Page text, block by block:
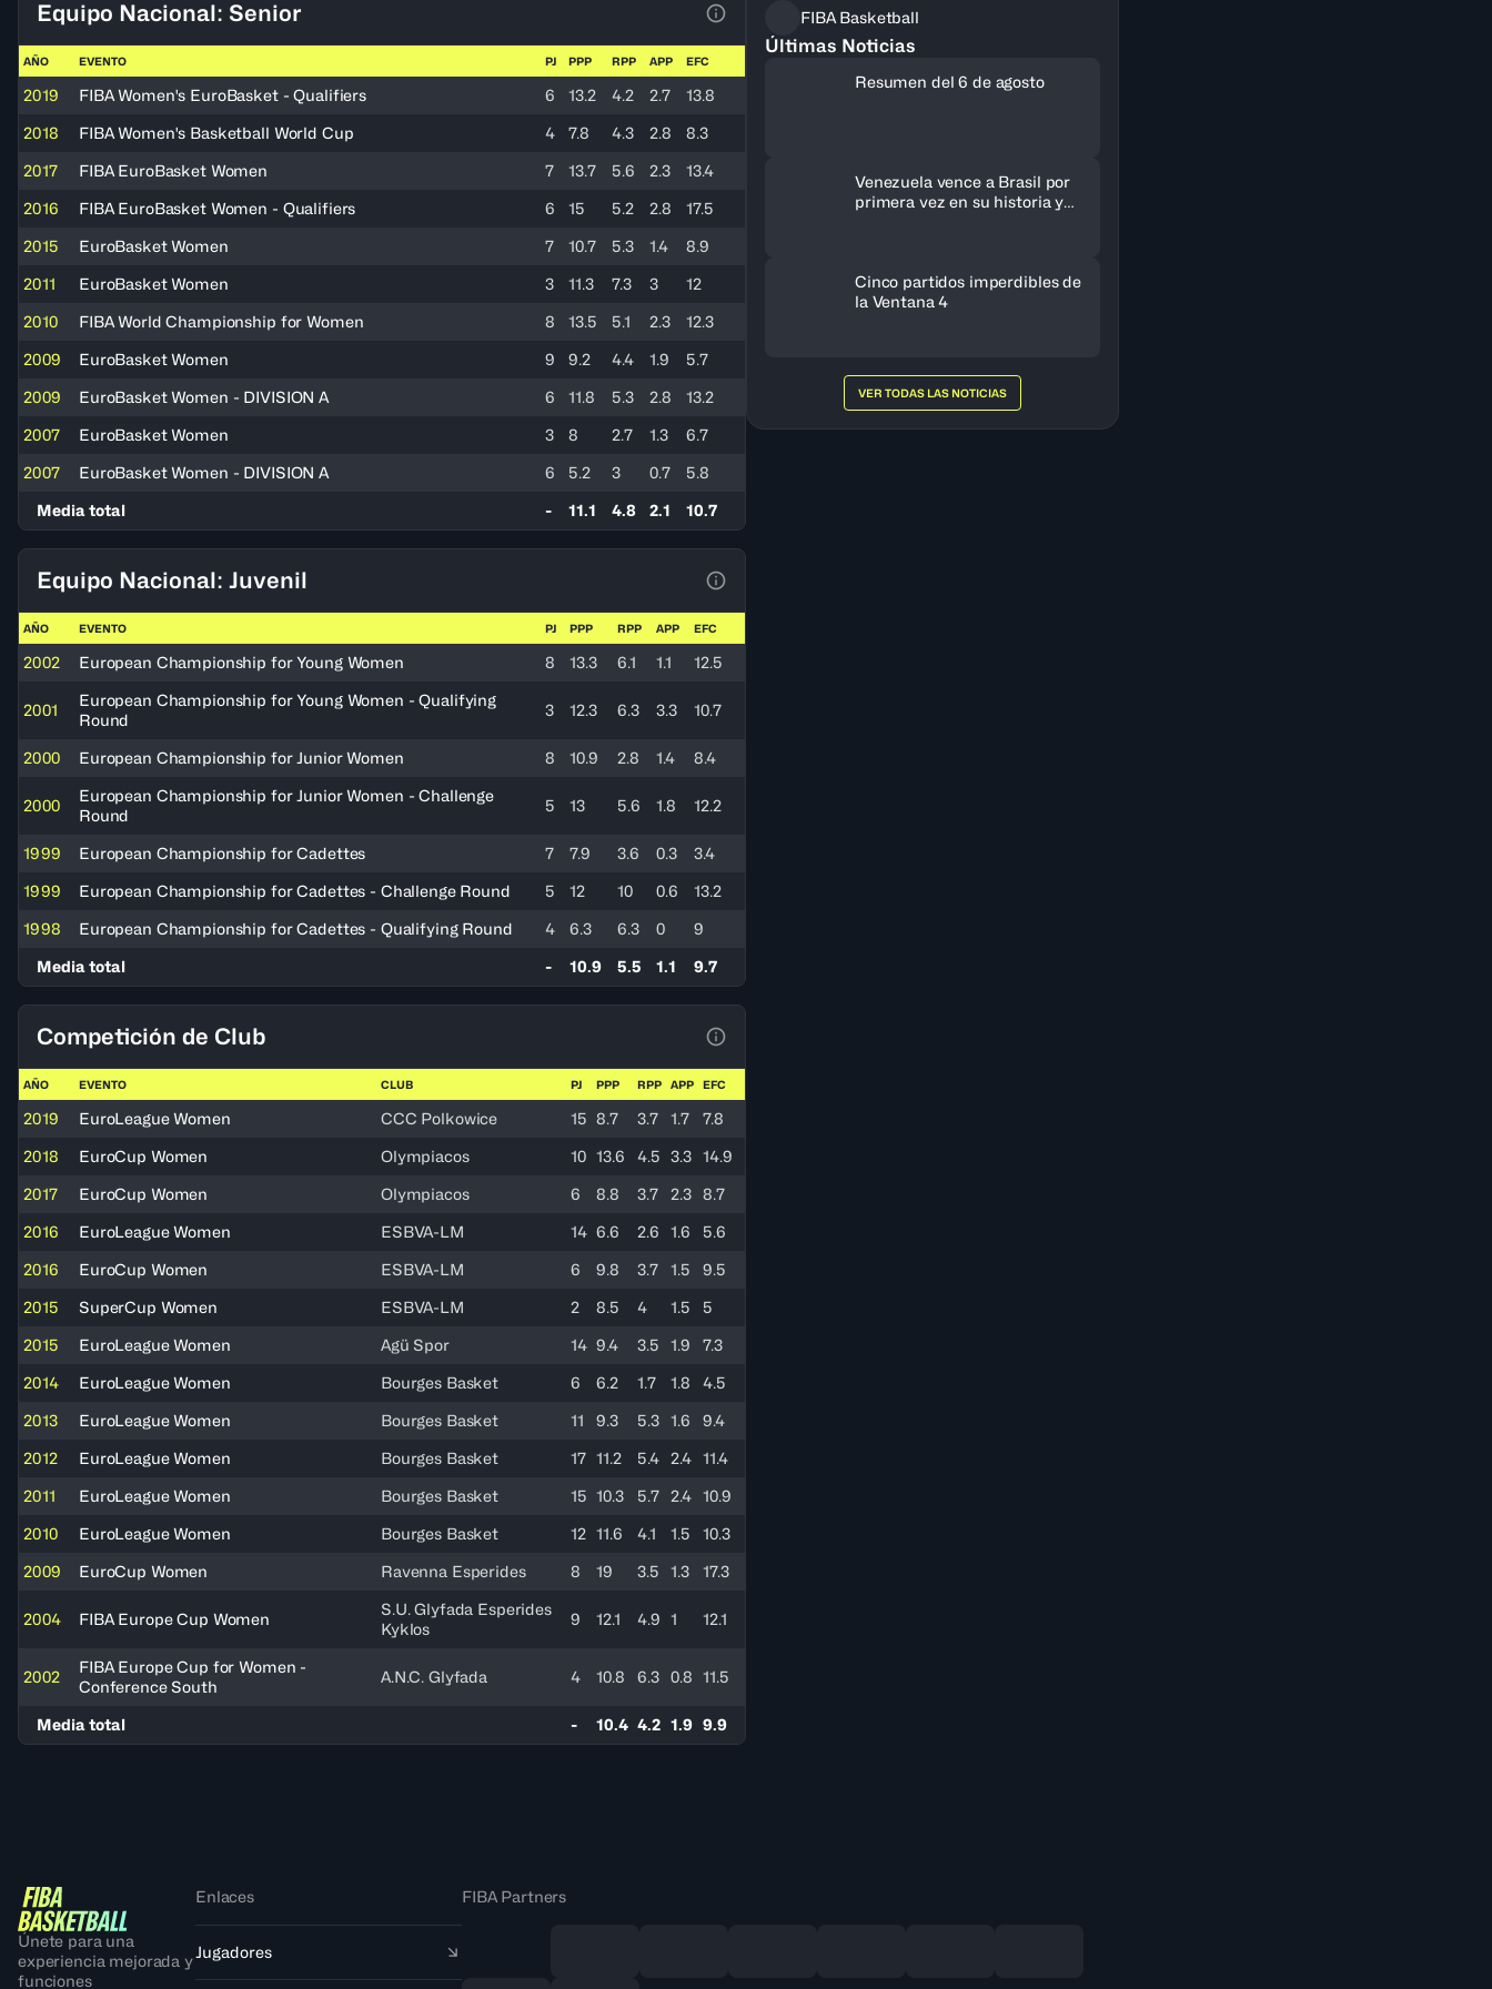
Equipo Nacional: Senior
Ver la leyenda
AÑO EVENTO PJ PPP RPP APP EFC
2019 FIBA Women's EuroBasket - Qualifiers 6 13.2 4.2 2.7
13.8
2018
FIBA Women's Basketball World Cup 4 7.8 4.3 2.8
8.3
2017
FIBA EuroBasket Women 7 13.7 5.6 2.3
13.4
2016
FIBA EuroBasket Women - Qualifiers 6 15 5.2 2.8
17.5
2015
EuroBasket Women 7 10.7 5.3 1.4
8.9
2011
EuroBasket Women 3 11.3 7.3 3
12
2010
FIBA World Championship for Women 8 13.5 5.1 2.3
12.3
2009
EuroBasket Women 9 9.2 4.4 1.9
5.7
2009
EuroBasket Women - DIVISION A 6 11.8 5.3 2.8
13.2
2007
EuroBasket Women 3 8 2.7 1.3
6.7
2007
EuroBasket Women - DIVISION A 6 5.2 3 0.7
5.8
Media total
- 11.1 4.8 2.1 10.7
Equipo Nacional: Juvenil
AÑO EVENTO PJ PPP RPP APP EFC
2002 European Championship for Young Women 8 13.3 6.1 1.1 12.5
2001
European Championship for Young Women - Qualifying
Round
3 12.3 6.3 3.3 10.7
2000 European Championship for Junior Women 8 10.9 2.8 1.4 8.4
2000
European Championship for Junior Women - Challenge
Round
5 13 5.6 1.8 12.2
1999 European Championship for Cadettes 7 7.9 3.6 0.3
3.4
1999
European Championship for Cadettes - Challenge Round 5 12 10 0.6
13.2
1998
European Championship for Cadettes - Qualifying Round 4 6.3 6.3 0
9
Media total
- 10.9 5.5 1.1 9.7
Competición de Club
AÑO EVENTO CLUB PJ PPP RPP APP EFC
2019 EuroLeague Women CCC Polkowice 15 8.7 3.7 1.7
7.8
2018
EuroCup Women Olympiacos 10 13.6 4.5 3.3
14.9
2017
EuroCup Women Olympiacos 6 8.8 3.7 2.3
8.7
2016
EuroLeague Women ESBVA-LM 14 6.6 2.6 1.6
5.6
2016
EuroCup Women ESBVA-LM 6 9.8 3.7 1.5
9.5
2015
SuperCup Women ESBVA-LM 2 8.5 4 1.5
5
2015
EuroLeague Women Agü Spor 14 9.4 3.5 1.9
7.3
2014
EuroLeague Women Bourges Basket 6 6.2 1.7 1.8
4.5
2013
EuroLeague Women Bourges Basket 11 9.3 5.3 1.6
9.4
2012
EuroLeague Women Bourges Basket 17 11.2 5.4 2.4
11.4
2011
EuroLeague Women Bourges Basket 15 10.3 5.7 2.4
10.9
2010
EuroLeague Women Bourges Basket 12 11.6 4.1 1.5
10.3
2009
EuroCup Women Ravenna Esperides 8 19 3.5 1.3 17.3
2004 FIBA Europe Cup Women
S.U. Glyfada Esperides
Kyklos
9 12.1 4.9 1 12.1
2002
FIBA Europe Cup for Women -
Conference South
A.N.C. Glyfada 4 10.8 6.3 0.8 11.5
Media total - 10.4 4.2 1.9 9.9
FIBA Basketball
Últimas Noticias
Resumen del 6 de agosto
Venezuela vence a Brasil por
primera vez en su historia y
Cinco partidos imperdibles de
la Ventana 4
VER TODAS LAS NOTICIAS
Únete para una
experiencia mejorada y
funciones
Enlaces
Jugadores
FIBA Partners